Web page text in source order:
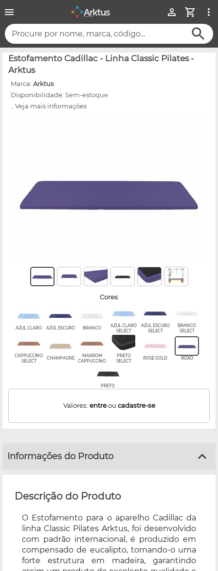
Procure por nome, marca, código...
Estofamento Cadillac - Linha Classic Pilates -
Arktus
Marca: Arktus
Disponibilidade: Sem-estoque
...Veja mais informações
cores:
AZUL CLARO AZUL ESCURO BRANCO
AZUL CLARO
SELECT
AZUL ESCURO
SELECT
BRANCO
SELECT
CAPPUCCINO
SELECT
CHAMPAGNE
MARROM
CAPPUCCINO
PRETO
SELECT
ROSE GOLD ROXO
PRETO
Valores: entreou cadastre-se
Informações do Produto
Descrição do Produto
O Estofamento para o aparelho Cadillac da
linha Classic Pilates Arktus, foi desenvolvido
com padrão internacional, é produzido em
compensado de eucalipto, tornando-o uma
forte estrutura em madeira, garantindo